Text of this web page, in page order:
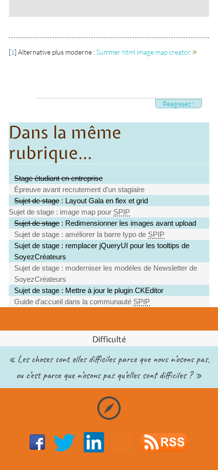
[1]Alternative plus moderne :Summer html image map creator
Réagissez !
Dans la même
rubrique…
Stage étudiant en entreprise
Épreuve avant recrutement d’un stagiaire
Sujet de stage: Layout Gala en flex et grid
Sujet de stage : image map pour SPIP
Sujet de stage: Redimensionner les images avant upload
Sujet de stage : améliorer la barre typo de SPIP
Sujet de stage : remplacer jQueryUI pour les tooltips de
SoyezCréateurs
Sujet de stage : moderniser les modèles de Newsletter de
SoyezCréateurs
Sujet de stage : Mettre à jour le plugin CKEditor
Guide d’accueil dans la communauté SPIP
Difficulté
« Les choses sont elles difficiles parce que nous n’osons pas,
ou c’est parce que n’osons pas qu’elles sont difficiles ? »